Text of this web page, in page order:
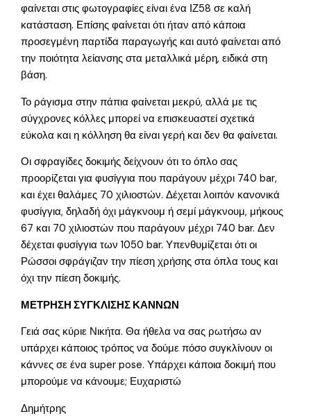
φαίνεται στις φωτογραφίες είναι ένα ΙΖ58 σε καλή
κατάσταση. Επίσης φαίνεται ότι ήταν από κάποια
προσεγμένη παρτίδα παραγωγής και αυτό φαίνεται από
την ποιότητα λείανσης στα μεταλλικά μέρη, ειδικά στη
βάση.
Το ράγισμα στην πάπια φαίνεται μεκρύ, αλλά με τις
σύγχρονες κόλλες μπορεί να επισκευαστεί σχετικά
εύκολα και η κόλληση θα είναι γερή και δεν θα φαίνεται.
Οι σφραγίδες δοκιμής δείχνουν ότι το όπλο σας
προορίζεται για φυσίγγια που παράγουν μέχρι 740 bar,
και έχει θαλάμες 70 χιλιοστών. Δέχεται λοιπόν κανονικά
φυσίγγια, δηλαδή όχι μάγκνουμ ή σεμί μάγκνουμ, μήκους
67 και 70 χιλιοστών που παράγουν μέχρι 740 bar. Δεν
δέχεται φυσίγγια των 1050 bar. Υπενθυμίζεται ότι οι
Ρώσσοι σφράγιζαν την πίεση χρήσης στα όπλα τους και
όχι την πίεση δοκιμής.
ΜΕΤΡΗΣΗ ΣΥΓΚΛΙΣΗΣ ΚΑΝΝΩΝ
Γειά σας κύριε Νικήτα. Θα ήθελα να σας ρωτήσω αν
υπάρχει κάποιος τρόπος να δούμε πόσο συγκλίνουν οι
κάννες σε ένα super pose. Υπάρχει κάποια δοκιμή που
μπορούμε να κάνουμε; Ευχαριστώ
Δημήτρης